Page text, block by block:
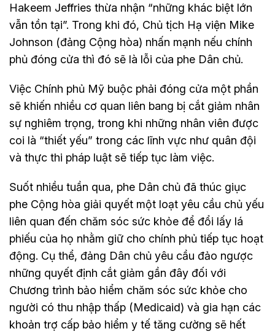
Hakeem Jeffries thừa nhận “những khác biệt lớn
vẫn tồn tại”. Trong khi đó, Chủ tịch Hạ viện Mike
Johnson (đảng Cộng hòa) nhấn mạnh nếu chính
phủ đóng cửa thì đó sẽ là lỗi của phe Dân chủ.
Việc Chính phủ Mỹ buộc phải đóng cửa một phần
sẽ khiến nhiều cơ quan liên bang bị cắt giảm nhân
sự nghiêm trọng, trong khi những nhân viên được
coi là “thiết yếu” trong các lĩnh vực như quân đội
và thực thi pháp luật sẽ tiếp tục làm việc.
Suốt nhiều tuần qua, phe Dân chủ đã thúc giục
phe Cộng hòa giải quyết một loạt yêu cầu chủ yếu
liên quan đến chăm sóc sức khỏe để đổi lấy lá
phiếu của họ nhằm giữ cho chính phủ tiếp tục hoạt
động. Cụ thể, đảng Dân chủ yêu cầu đảo ngược
những quyết định cắt giảm gần đây đối với
Chương trình bảo hiểm chăm sóc sức khỏe cho
người có thu nhập thấp (Medicaid) và gia hạn các
khoản trợ cấp bảo hiểm y tế tăng cường sẽ hết